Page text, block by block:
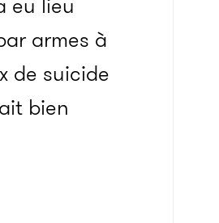
eu lieu
armes à
de suicide
bien